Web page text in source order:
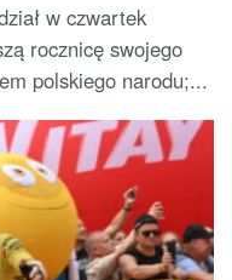
w czwartek
rocznicę swojego
polskiego narodu;...